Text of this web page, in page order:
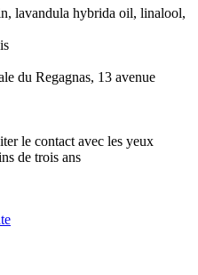
lavandula hybrida oil, linalool,
du Regagnas, 13 avenue
le contact avec les yeux
de trois ans